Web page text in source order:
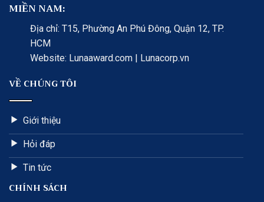
MIỀN NAM:
Địa chỉ: T15, Phường An Phú Đông, Quận 12, TP.
HCM
Website: Lunaaward.com | Lunacorp.vn
VỀ CHÚNG TÔI
Giới thiệu
Hỏi đáp
Tin tức
CHÍNH SÁCH